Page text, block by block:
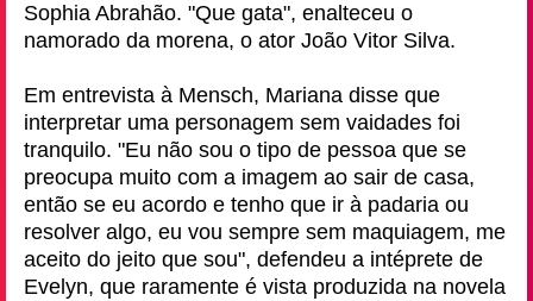
Sophia Abrahão. "Que gata", enalteceu o
namorado da morena, o ator João Vitor Silva.
Em entrevista à Mensch, Mariana disse que
interpretar uma personagem sem vaidades foi
tranquilo. "Eu não sou o tipo de pessoa que se
preocupa muito com a imagem ao sair de casa,
então se eu acordo e tenho que ir à padaria ou
resolver algo, eu vou sempre sem maquiagem, me
aceito do jeito que sou", defendeu a intéprete de
Evelyn, que raramente é vista produzida na novela